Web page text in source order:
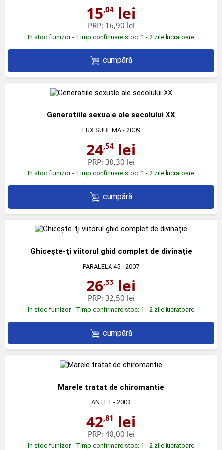
15,04 lei
PRP: 16,90 lei
In stoc furnizor - Timp confirmare stoc: 1 - 2 zile lucratoare
cumpără
Generatiile sexuale ale secolului XX
LUX SUBLIMA- 2009
24,54 lei
PRP: 30,30 lei
In stoc furnizor - Timp confirmare stoc: 1 - 2 zile lucratoare
cumpără
Ghiceşte-ţi viitorul ghid complet de divinaţie
PARALELA 45 - 2007
26,33 lei
PRP: 32,50 lei
In stoc furnizor - Timp confirmare stoc: 1 - 2 zile lucratoare
cumpără
Marele tratat de chiromantie
ANTET - 2003
42,81 lei
PRP: 48,00 lei
In stoc furnizor - Timp confirmare stoc: 1 - 2 zile lucratoare